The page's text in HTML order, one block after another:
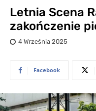
Letnia Scena
zakończenie
4 Września 2025
Facebook